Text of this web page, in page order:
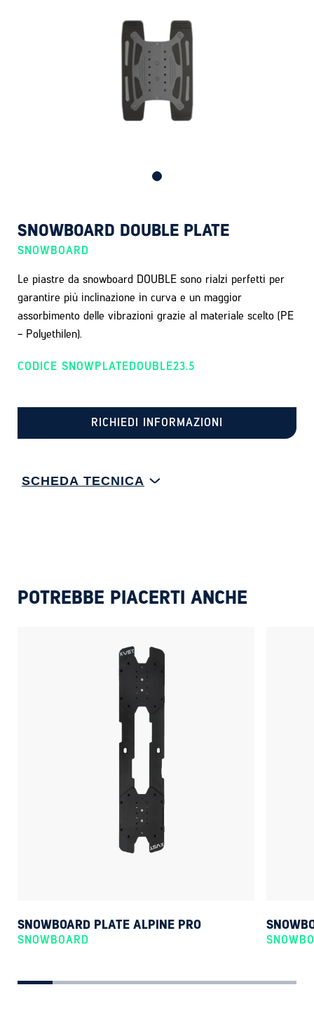
SNOWBOARD DOUBLE PLATE
SNOWBOARD
Le piastre da snowboard DOUBLE sono rialzi perfetti per
garantire più inclinazione in curva e un maggior
assorbimento delle vibrazioni grazie al materiale scelto (PE
- Polyethilen).
CODICE SNOWPLATEDOUBLE23.5
RICHIEDI INFORMAZIONI
SCHEDA TECNICA
POTREBBE PIACERTI ANCHE
SNOWBOARD PLATE ALPINE PRO
SNOWBOARD